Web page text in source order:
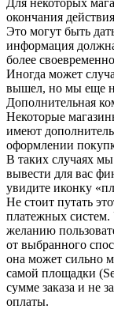
окончания
Это могут быть
информация
более
Иногда может
вышел, но мы еще
Дополнительная
Некоторые
имеют
оформлении
В таких случаях мы
вывести для вас
увидите иконку
Не стоит путать
платежных систем.
желанию
от выбранного
она может сильно
самой площадки
сумме заказа и не
оплаты.